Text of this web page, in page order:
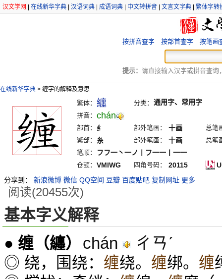
汉文学网 在线新华字典 汉语词典 成语词典 中文转拼音 文言文字典 繁体字转
按拼音查字 按部首查字 按笔画
提示： 请直接输入汉字或拼音查询
在线新华字典 > 缠字的解释及意思
繁体： 纏 分类： 通用字、常用字
拼音： chán
部首： 纟 部外笔画： 十画
总笔
繁部：
糸 部外笔画： 十画
总笔
笔顺：
フフ一丶一ノ丨フ一一丨一一
仓颉： VMIWG 四角号码： 20115
分享到：
新浪微博 微信 QQ空间 豆瓣 百度贴吧 复制网址 更多
阅读(20455次)
基本字义解释
● 缠 （纏） chán ㄔㄢˊ
◎ 绕，围绕： 缠绕。 缠绑。 缠